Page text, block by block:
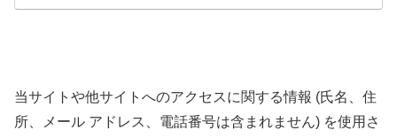
当サイトや他サイトへのアクセスに関する情報 (氏名、住
所、メール アドレス、電話番号は含まれません) を使用さ